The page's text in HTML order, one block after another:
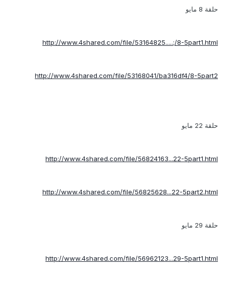
حلقة 8 مايو
http://www.4shared.com/file/53164825.....;/8-5part1.html
http://www.4shared.com/file/53168041/ba316df4/8-5part2
حلقة 22 مايو
http://www.4shared.com/file/56824163...22-5part1.html
http://www.4shared.com/file/56825628...22-5part2.html
حلقة 29 مايو
http://www.4shared.com/file/56962123...29-5part1.html